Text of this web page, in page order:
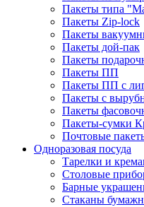
Пакеты типа
Пакеты Zip-lock
Пакеты
Пакеты дой-пак
Пакеты
Пакеты ПП
Пакеты ПП с
Пакеты с
Пакеты
Пакеты-сумки
Почтовые
Одноразовая посуда
Тарелки и
Столовые
Барные
Стаканы